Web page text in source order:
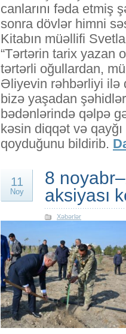
canlarını fəda etmiş
sonra dövlər himni
Kitabın müəllifi
“Tərtərin tarix yazan
tərtərli oğullardan,
Əliyevin rəhbərliyi ilə
bizə yaşadan
bədənlərində qəlpə
kəsin diqqət və
qoyduğunu bildirib.
11
Noy
8
aksiyası
Xəbərlər